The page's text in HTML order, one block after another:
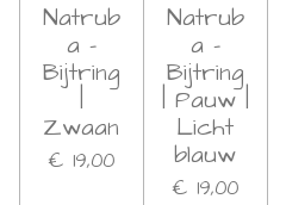
Natrub
a -
Bijtring
|
Zwaan
€ 19,00
Natrub
a -
Bijtring
| Pauw |
Licht
blauw
€ 19,00